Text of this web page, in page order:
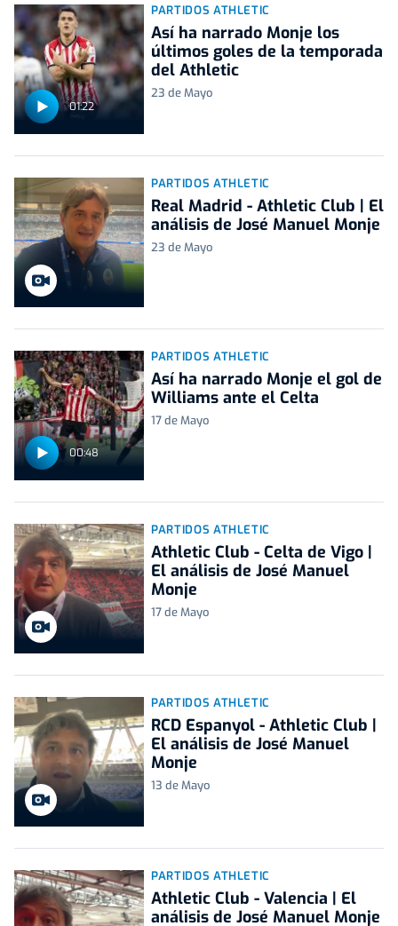
01:22
PARTIDOS ATHLETIC
Así ha narrado Monje los
últimos goles de la temporada
del Athletic
23 de Mayo
PARTIDOS ATHLETIC
Real Madrid - Athletic Club | El
análisis de José Manuel Monje
23 de Mayo
00:48
PARTIDOS ATHLETIC
Así ha narrado Monje el gol de
Williams ante el Celta
17 de Mayo
PARTIDOS ATHLETIC
Athletic Club - Celta de Vigo |
El análisis de José Manuel
Monje
17 de Mayo
PARTIDOS ATHLETIC
RCD Espanyol - Athletic Club |
El análisis de José Manuel
Monje
13 de Mayo
PARTIDOS ATHLETIC
Athletic Club - Valencia | El
análisis de José Manuel Monje